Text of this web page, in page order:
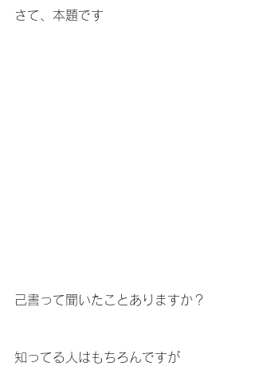
さて、本題です
己書って聞いたことありますか？
知ってる人はもちろんですが